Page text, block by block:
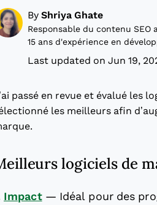
By Shriya Ghate
Responsable du contenu SEO
15 ans d'expérience en
Last updated on Jun 19,
passé en revue et évalué les
les meilleurs afin
logiciels de
Impact — Idéal pour des